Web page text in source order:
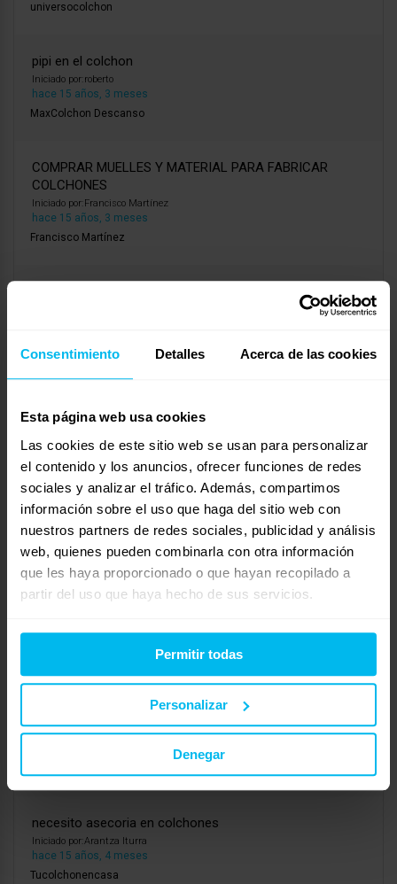
Consentimiento Detalles Acerca de las cookies
Esta página web usa cookies
Las cookies de este sitio web se usan para personalizar
el contenido y los anuncios, ofrecer funciones de redes
sociales y analizar el tráfico. Además, compartimos
información sobre el uso que haga del sitio web con
nuestros partners de redes sociales, publicidad y análisis
web, quienes pueden combinarla con otra información
que les haya proporcionado o que hayan recopilado a
partir del uso que haya hecho de sus servicios.
Permitir todas
Personalizar
Denegar
universocolchon
pipi en el colchon
Iniciado por:roberto
hace 15 años, 3 meses
MaxColchon Descanso
COMPRAR MUELLES Y MATERIAL PARA FABRICAR
COLCHONES
Iniciado por:Francisco Martínez
hace 15 años, 3 meses
Francisco Martínez
Iniciado por:Arantza Iturra
EuroColchon
colchon muelle visco
hace 15 años, 3 meses
Descanson
Iniciado por:jaime
necesito asecoria en colchones
Iniciado por:Arantza Iturra
hace 15 años, 4 meses
Tucolchonencasa